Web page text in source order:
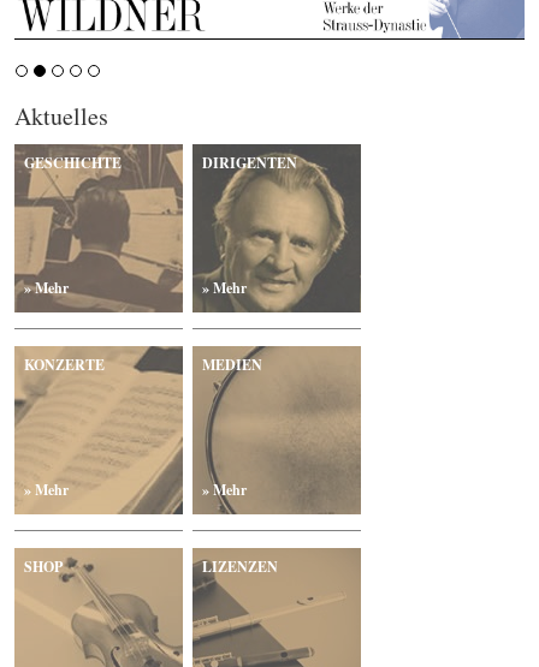
Aktuelles
GESCHICHTE
» Mehr
DIRIGENTEN
» Mehr
KONZERTE
» Mehr
MEDIEN
» Mehr
SHOP LIZENZEN